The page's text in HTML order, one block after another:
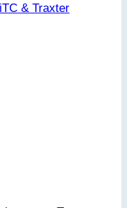
& Traxter